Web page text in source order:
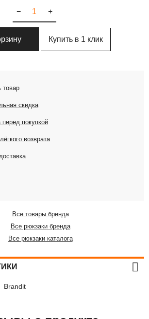
+
−
Купить в 1 клик
товар
скидка
покупкой
возврата
Все товары бренда
Все рюкзаки бренда
Все рюкзаки каталога
Brandit